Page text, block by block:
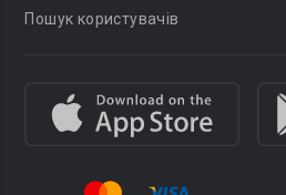
Пошук користувачів